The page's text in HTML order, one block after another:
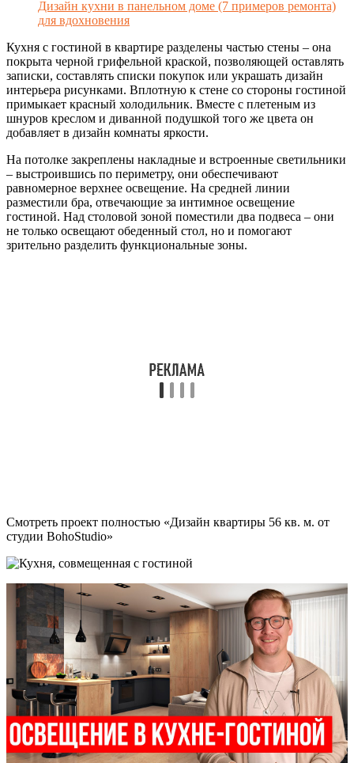
Дизайн кухни в панельном доме (7 примеров ремонта)
для вдохновения
Кухня с гостиной в квартире разделены частью стены – она
покрыта черной грифельной краской, позволяющей оставлять
записки, составлять списки покупок или украшать дизайн
интерьера рисунками. Вплотную к стене со стороны гостиной
примыкает красный холодильник. Вместе с плетеным из
шнуров креслом и диванной подушкой того же цвета он
добавляет в дизайн комнаты яркости.
На потолке закреплены накладные и встроенные светильники
– выстроившись по периметру, они обеспечивают
равномерное верхнее освещение. На средней линии
разместили бра, отвечающие за интимное освещение
гостиной. Над столовой зоной поместили два подвеса – они
не только освещают обеденный стол, но и помогают
зрительно разделить функциональные зоны.
Смотреть проект полностью «Дизайн квартиры 56 кв. м. от
студии BohoStudio»